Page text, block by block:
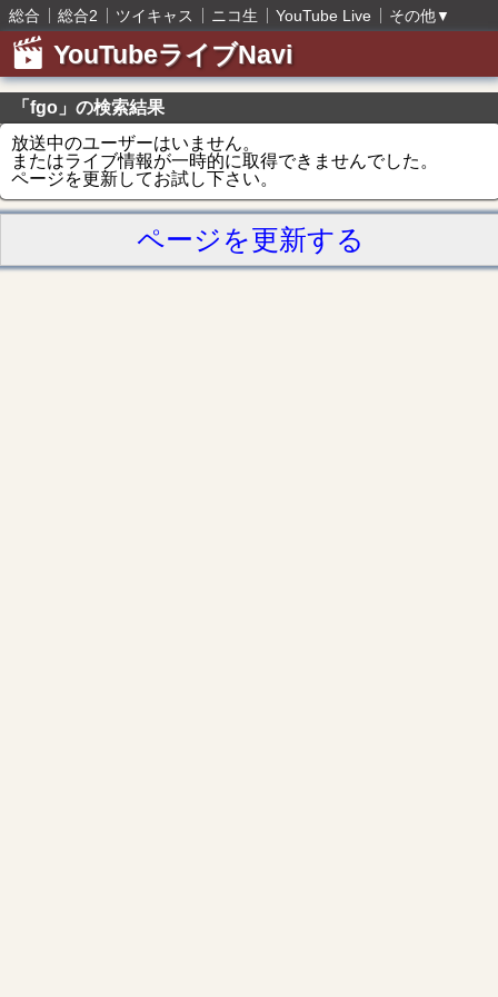
総合 総合2 ツイキャス ニコ生 YouTube Live その他▼
YouTubeライブNavi
「fgo」の検索結果
放送中のユーザーはいません。
またはライブ情報が一時的に取得できませんでした。
ページを更新してお試し下さい。
ページを更新する